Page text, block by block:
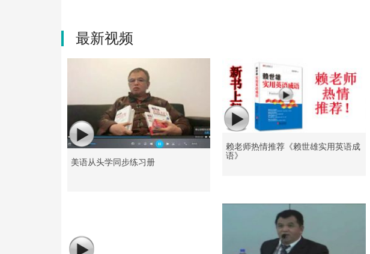
最新视频
美语从头学同步练习册
赖老师热情推荐《赖世雄实用英语成
语》